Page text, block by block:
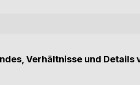
Verhältnisse und Details